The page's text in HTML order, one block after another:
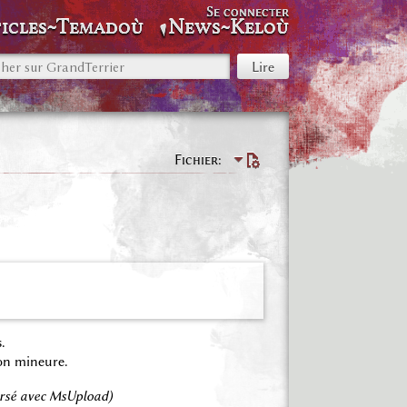
News~Keloù
Se connecter
Fichier
mineure.
avec MsUpload